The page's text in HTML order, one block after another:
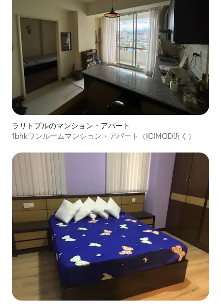
ラリトプルのマンション・アパート
1bhkワンルームマンション・アパート（ICIMOD近く）